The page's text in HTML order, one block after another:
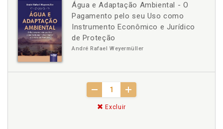
Água e Adaptação Ambiental - O
Pagamento pelo seu Uso como
Instrumento Econômico e Jurídico
de Proteção
André Rafael Weyermüller
Excluir